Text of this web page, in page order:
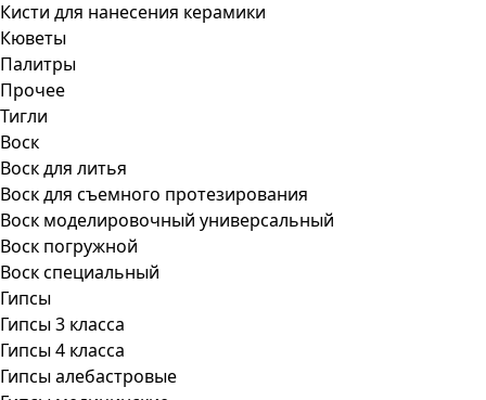
Кисти для нанесения керамики
Кюветы
Палитры
Прочее
Тигли
Воск
Воск для литья
Воск для съемного протезирования
Воск моделировочный универсальный
Воск погружной
Воск специальный
Гипсы
Гипсы 3 класса
Гипсы 4 класса
Гипсы алебастровые